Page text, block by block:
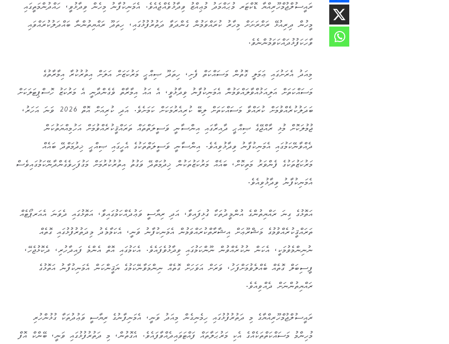
ރައީސުލްޖުމްހޫރިއްޔާ ޑޮކްޓަރ މުޙައްމަދު މުޢިއްޒު ވިދާޅުވެއްޖެއެވެ. އެމަނިކުފާނު މިހެން ވިދާޅުވީ، ހައްދުންމަތީގައި
މީހުން ދިރިއުޅޭ ރަށްރަށަށް މިހާރު ކުރައްވަމުން ގެންދަވާ ދަތުރުފުޅުގައި، ހިތަދޫ ރައްޔިތުންނާ ބައްދަލުކުރައްވައި
ވާހަކަފުޅުދައްކަވަމުންނެވެ.
މިއަދު އެރަށުގައި ޢަމަލީ ގޮތުން މަސައްކަތް ފެށި، ހިތަދޫ ޞިއްޙީ މަރުކަޒަށް އަލަށް އިތުރުކުރާ އިމާރާތުގެ
މަސައްކަތަށް އަލިއަޅުއްވާލައްވަމުން އެމަނިކުފާނު ވިދާޅުވީ، އެ އައު އިމާރާތް ވެގެންދާނީ އެ މަރުކަޒު ހޮސްޕިޓަލަކަށް
ބަދަލުކުރެއްވުމަށް ކުރައްވާ މަސައްކަތަށް ލިބޭ ކުރިއެރުމަކަށް ކަމަށެވެ. އަދި ކުރިއަށް އޮތް 2026 ވަނަ އަހަރު،
ޖުމުލަކޮށް މުޅި ރާއްޖޭގެ ޞިއްޙީ ދާއިރާގައި އިންސާނީ ވަސީލަތްތައް ތަރައްޤީކުރެއްވުމަށް އަހުމިއްޔަތުކަން
ދެއްވާނޭކަމުގައި އެމަނިކުފާނު ވިދާޅުވިއެވެ. އިންސާނީ ވަސީލަތްތަކުގެ އެހީގައި ޞިއްޙީ ޚިދުމަތްދޭ ބައެއް
މަރުކަޒުތަކުގެ ފެންވަރު މަތިކޮށް، ބައެއް މަރުކަޒުތަކުން ޚިދުމަތްދޭ ވަގުތު އިތުރުކުރުމަށް މަގުފަހިވެގެންދާނޭކަމުގައިވެސް
އެމަނިކުފާނު ވިދާޅުވިއެވެ.
އަތޮޅުގެ ގިނަ ރައްޔިތުންގެ އުންމީދުތަކާ ގުޅިފައިވާ، އަދި ރިޔާސީ ވަޢުދެއްކަމުގައިވާ، އަތޮޅުގައި ދެވަނަ އެއަރޕޯޓެއް
ތަރައްޤީކުރެއްވުމުގެ މަޝްރޫޢަށް އިޝާރާތްކުރައްވަމުން އެމަނިކުފާނު ވަނީ، އެކަމާމެދު މިދަތުރުފުޅުގައި ގޮތެއް
ނުނިންމެވުމަކީ، އެކަން ނުކުރެއްވުން ނޫންކަމުގައި ވިދާޅުވެފައެވެ. އެކަމުގައި އޮތް އެންމެ ފައިދާހުރި، ދެކޮޅުޖެހޭ،
ފީސިބަލް ގޮތެއް ބެއްލެވުމަށްފަހު، ވަރަށް އަވަހަށް ގޮތެއް ނިންމަވާނޭކަމުގެ ޔަޤީންކަން އެމަނިކުފާނު އަތޮޅުގެ
ރައްޔިތުންނަށް ދެއްވިއެވެ.
ރައީސުލްޖުމްހޫރިއްޔާގެ މި ދަތުރުފުޅުގައި ހިމެނިގެން މިއަދު ވަނީ، އެމަނިފާނުގެ ރިޔާސީ ވަޢުދުތަކާ ގުޅުންހުރި
މުހިންމު މަސައްކަތްތަކެއްގެ އެކި މަރުޙަލާތައް ފައްޓަވައިދެއްވާފައެވެ. އެގޮތުން، މި ދަތުރުފުޅުގައި ވަނީ، ބޭންކް އޮފް